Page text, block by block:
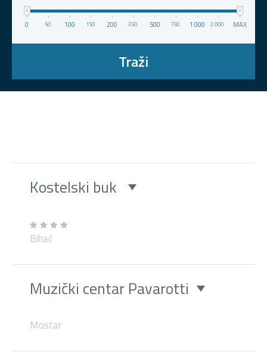
0 50 100 150 200 350 500 750 1 000 2 000 MAX
Traži
Kostelski buk
Bihać
Muzički centar Pavarotti
Mostar